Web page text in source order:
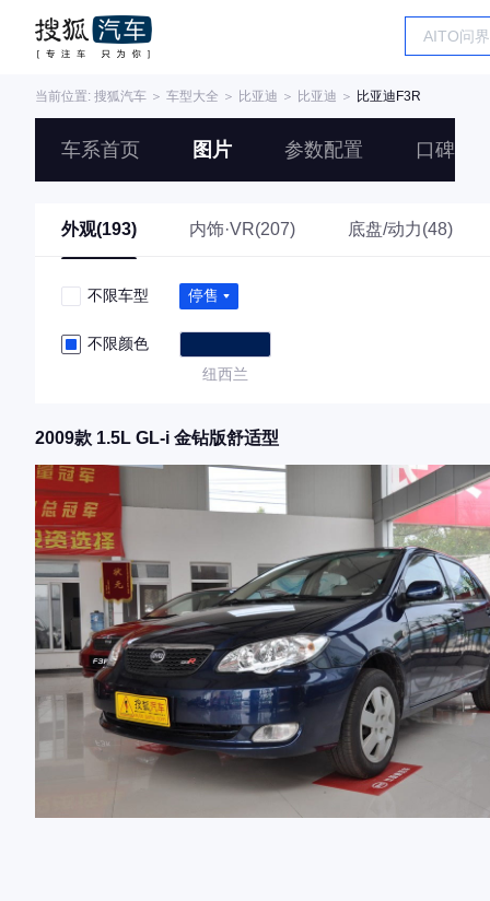
当前位置: 搜狐汽车 ＞ 车型大全 ＞ 比亚迪 ＞ 比亚迪 ＞ 比亚迪F3R
车系首页 图片 参数配置 口碑
外观(193) 内饰·VR(207) 底盘/动力(48)
不限车型 停售
不限颜色
纽西兰
2009款 1.5L GL-i 金钻版舒适型